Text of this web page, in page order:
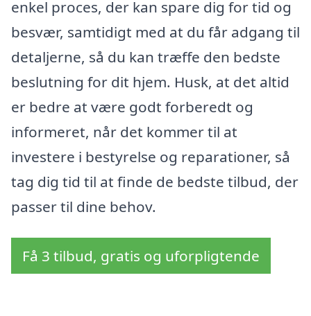
enkel proces, der kan spare dig for tid og
besvær, samtidigt med at du får adgang til
detaljerne, så du kan træffe den bedste
beslutning for dit hjem. Husk, at det altid
er bedre at være godt forberedt og
informeret, når det kommer til at
investere i bestyrelse og reparationer, så
tag dig tid til at finde de bedste tilbud, der
passer til dine behov.
Få 3 tilbud, gratis og uforpligtende